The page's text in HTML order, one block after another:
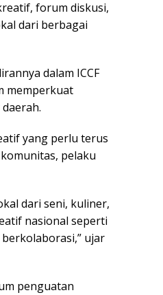
forum diskusi,
dari berbagai
dalam ICCF
memperkuat
yang perlu terus
pelaku
dari seni, kuliner,
nasional seperti
ujar
penguatan